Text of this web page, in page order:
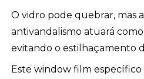
O vidro pode quebrar, mas
antivandalismo atuará
evitando o estilhaçamento
Este window film